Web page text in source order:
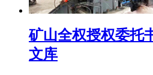
矿山全权授权委托
文库